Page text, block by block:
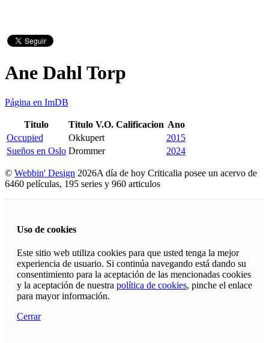
Ane Dahl Torp
Página en ImDB
Titulo Titulo V.O. Calificacion Ano
Occupied
Okkupert
2015
Sueños en Oslo Drommer 2024
© Webbin' Design 2026A día de hoy Criticalia posee un acervo de
6460 películas, 195 series y 960 articulos
Uso de cookies
Este sitio web utiliza cookies para que usted tenga la mejor
experiencia de usuario. Si continúa navegando está dando su
consentimiento para la aceptación de las mencionadas cookies
y la aceptación de nuestra política de cookies, pinche el enlace
para mayor información.
Cerrar